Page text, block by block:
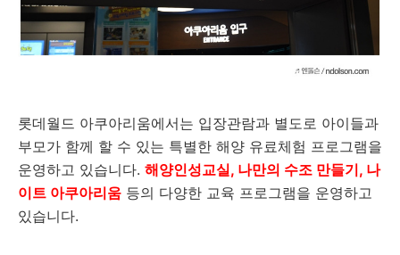
롯데월드 아쿠아리움에서는 입장관람과 별도로 아이들과
부모가 함께 할 수 있는 특별한 해양 유료체험 프로그램을
운영하고 있습니다. 해양인성교실, 나만의 수조 만들기, 나
이트 아쿠아리움 등의 다양한 교육 프로그램을 운영하고
있습니다.